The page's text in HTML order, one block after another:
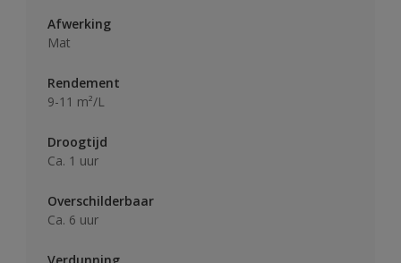
Afwerking
Mat
Rendement
9-11 m²/L
Droogtijd
Ca. 1 uur
Overschilderbaar
Ca. 6 uur